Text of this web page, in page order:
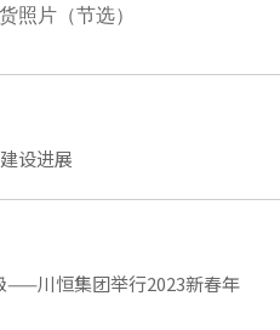
照片（节选）
设进展
川恒集团举行2023新春年